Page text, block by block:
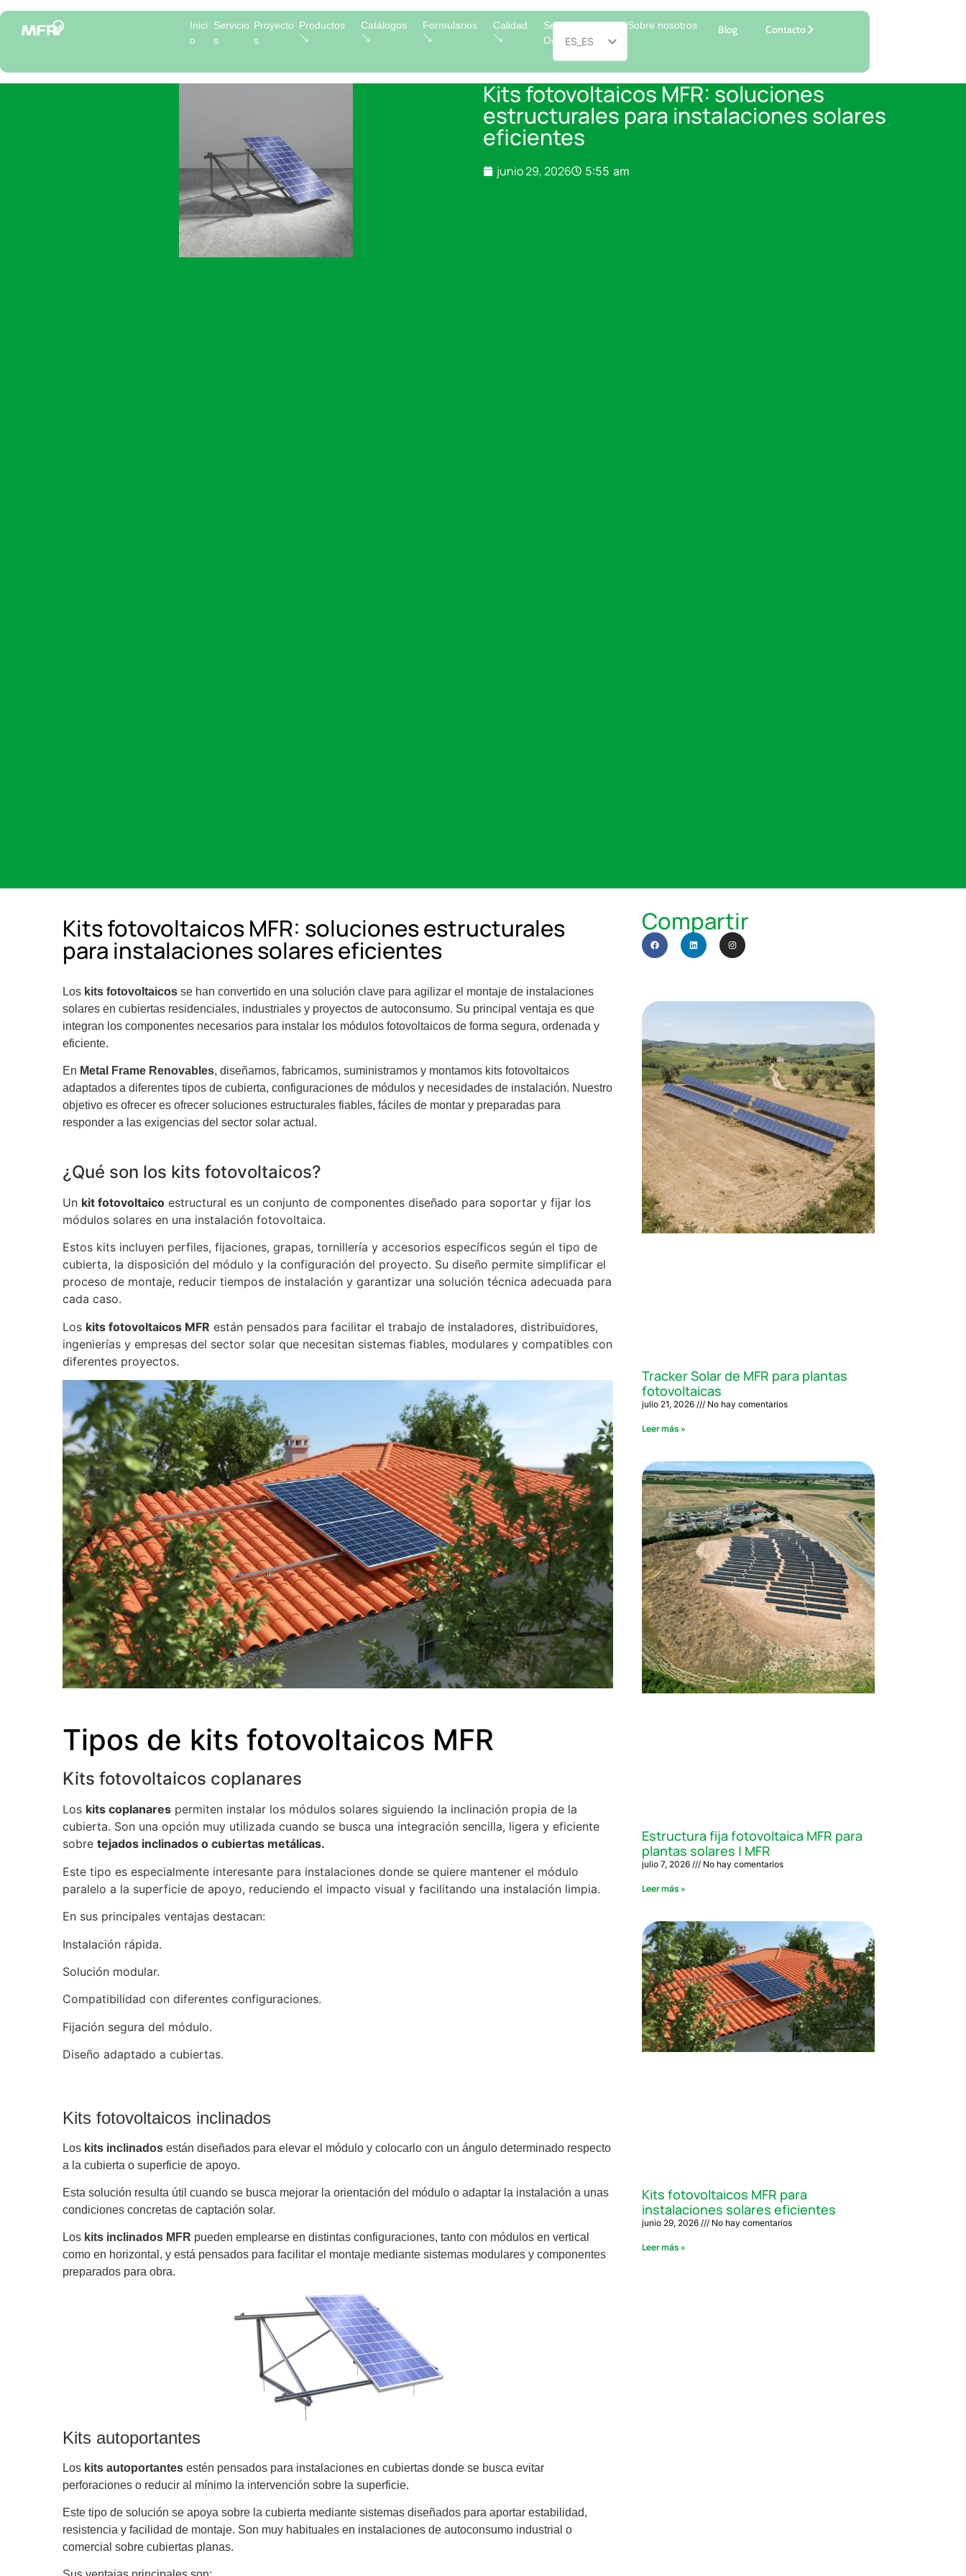
Inici
o
Servicio
s
Proyecto
s
Productos Catálogos Formularios Calidad
Servicios
O&MES_ES
EN_
PT
FR
IT
Sobre nosotros Blog Contacto
Kits fotovoltaicos MFR: soluciones
estructurales para instalaciones solares
eficientes
junio 29, 2026 5:55 am
Kits fotovoltaicos MFR: soluciones estructurales
para instalaciones solares eficientes
Los kits fotovoltaicos se han convertido en una solución clave para agilizar el montaje de instalaciones
solares en cubiertas residenciales, industriales y proyectos de autoconsumo. Su principal ventaja es que
integran los componentes necesarios para instalar los módulos fotovoltaicos de forma segura, ordenada y
eficiente.
En Metal Frame Renovables, diseñamos, fabricamos, suministramos y montamos kits fotovoltaicos
adaptados a diferentes tipos de cubierta, configuraciones de módulos y necesidades de instalación. Nuestro
objetivo es ofrecer es ofrecer soluciones estructurales fiables, fáciles de montar y preparadas para
responder a las exigencias del sector solar actual.
¿Qué son los kits fotovoltaicos?
Un kit fotovoltaico estructural es un conjunto de componentes diseñado para soportar y fijar los
módulos solares en una instalación fotovoltaica.
Estos kits incluyen perfiles, fijaciones, grapas, tornillería y accesorios específicos según el tipo de
cubierta, la disposición del módulo y la configuración del proyecto. Su diseño permite simplificar el
proceso de montaje, reducir tiempos de instalación y garantizar una solución técnica adecuada para
cada caso.
Los kits fotovoltaicos MFR están pensados para facilitar el trabajo de instaladores, distribuidores,
ingenierías y empresas del sector solar que necesitan sistemas fiables, modulares y compatibles con
diferentes proyectos.
Tipos de kits fotovoltaicos MFR
Kits fotovoltaicos coplanares
Los kits coplanares permiten instalar los módulos solares siguiendo la inclinación propia de la
cubierta. Son una opción muy utilizada cuando se busca una integración sencilla, ligera y eficiente
sobretejados inclinados o cubiertas metálicas.
Este tipo es especialmente interesante para instalaciones donde se quiere mantener el módulo
paralelo a la superficie de apoyo, reduciendo el impacto visual y facilitando una instalación limpia.
En sus principales ventajas destacan:
Instalación rápida.
Solución modular.
Compatibilidad con diferentes configuraciones.
Fijación segura del módulo.
Diseño adaptado a cubiertas.
Kits fotovoltaicos inclinados
Los kits inclinados están diseñados para elevar el módulo y colocarlo con un ángulo determinado respecto
a la cubierta o superficie de apoyo.
Esta solución resulta útil cuando se busca mejorar la orientación del módulo o adaptar la instalación a unas
condiciones concretas de captación solar.
Los kits inclinados MFR pueden emplearse en distintas configuraciones, tanto con módulos en vertical
como en horizontal, y está pensados para facilitar el montaje mediante sistemas modulares y componentes
preparados para obra.
Kits autoportantes
Los kits autoportantes estén pensados para instalaciones en cubiertas donde se busca evitar
perforaciones o reducir al mínimo la intervención sobre la superficie.
Este tipo de solución se apoya sobre la cubierta mediante sistemas diseñados para aportar estabilidad,
resistencia y facilidad de montaje. Son muy habituales en instalaciones de autoconsumo industrial o
comercial sobre cubiertas planas.
Compartir
Tracker Solar de MFR para plantas
fotovoltaicas
julio 21, 2026 No hay comentarios
Leer más »
Estructura fija fotovoltaica MFR para
plantas solares | MFR
julio 7, 2026 No hay comentarios
Leer más »
Kits fotovoltaicos MFR para
instalaciones solares eficientes
junio 29, 2026 No hay comentarios
Leer más »